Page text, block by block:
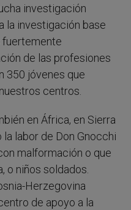
investigación
la investigación base
fuertemente
de las profesiones
350 jóvenes que
centros.
en África, en Sierra
la labor de Don Gnocchi
malformación o que
o niños soldados.
Herzegovina
de apoyo a la